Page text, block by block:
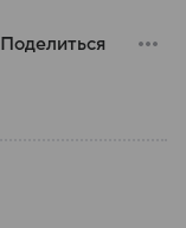
Поделиться